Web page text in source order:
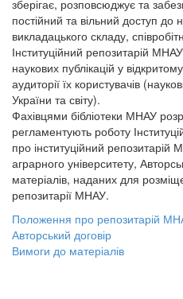
зберігає, розповсюджує та
постійний та вільний доступ до
викладацького складу,
Інституційний репозитарій
наукових публікацій у
аудиторії їх користувачів
України та світу).
Фахівцями бібліотеки МНАУ
регламентують роботу
про інституційний репозитарій
аграрного університету,
матеріалів, наданих для
репозитарії МНАУ.
Положення про репозитарій
Авторський договір
Вимоги до матеріалів